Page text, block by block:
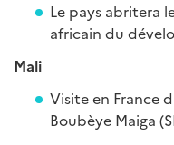
Le pays abritera
africain du
Mali
Visite en France
Boubèye Maiga